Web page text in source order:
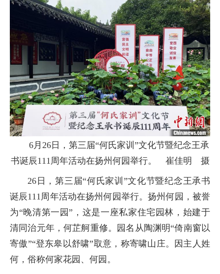
6月26日，第三届“何氏家训”文化节暨纪念王承
书诞辰111周年活动在扬州何园举行。 崔佳明 摄
26日，第三届“何氏家训”文化节暨纪念王承书
诞辰111周年活动在扬州何园举行。扬州何园，被誉
为“晚清第一园”，这是一座私家住宅园林，始建于
清同治元年，何芷舸重修。园名从陶渊明“倚南窗以
寄傲”“登东皋以舒啸”取意，称寄啸山庄。因主人姓
何，俗称何家花园、何园。